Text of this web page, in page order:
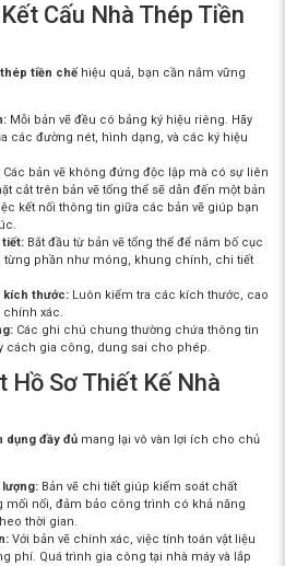
Cấu Nhà Thép Tiền
tiền chếhiệu quả, bạn cần nắm vững
Mỗi bản vẽ đều có bảng ký hiệu riêng. Hãy
các đường nét, hình dạng, và các ký hiệu
Các bản vẽ không đứng độc lập mà có sự liên
cắt trên bản vẽ tổng thể sẽ dẫn đến một bản
kết nối thông tin giữa các bản vẽ giúp bạn
tiết: Bắt đầu từ bản vẽ tổng thể để nắm bố cục
từng phần như móng, khung chính, chi tiết
kích thước: Luôn kiểm tra các kích thước, cao
xác.
Các ghi chú chung thường chứa thông tin
cách gia công, dung sai cho phép.
Hồ Sơ Thiết Kế Nhà
dụng đầy đủ mang lại vô vàn lợi ích cho chủ
lượng: Bản vẽ chi tiết giúp kiểm soát chất
mối nối, đảm bảo công trình có khả năng
thời gian.
Với bản vẽ chính xác, việc tính toán vật liệu
phí. Quá trình gia công tại nhà máy và lắp